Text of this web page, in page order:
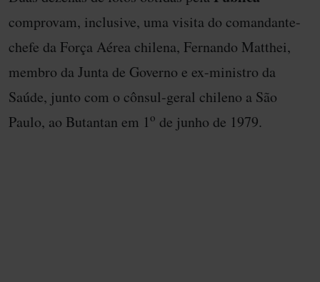
comprovam, inclusive, uma visita do comandante-
chefe da Força Aérea chilena, Fernando Matthei,
membro da Junta de Governo e ex-ministro da
Saúde, junto com o cônsul-geral chileno a São
Paulo, ao Butantan em 1o de junho de 1979.